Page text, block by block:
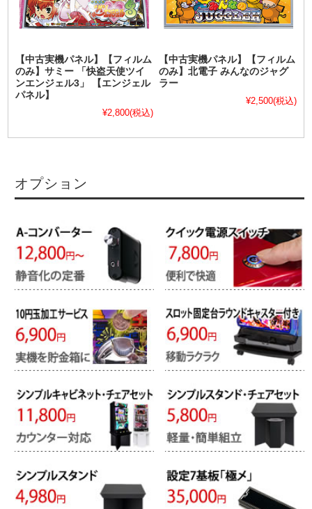
【中古実機パネル】【フィルム
のみ】サミー 「快盗天使ツイ
ンエンジェル3」 【エンジェル
パネル】
¥2,800(税込)
【中古実機パネル】【フィルム
のみ】北電子 みんなのジャグ
ラー
¥2,500(税込)
オプション